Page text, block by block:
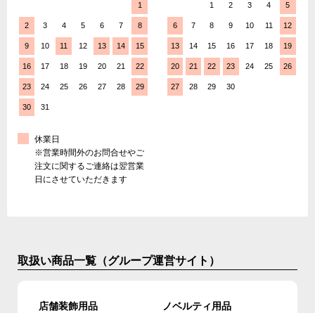
1
2 3 4 5 6 7 8
9 10 11 12 13 14 15
16 17 18 19 20 21 22
23 24 25 26 27 28 29
30 31
1 2 3 4 5
6 7 8 9 10 11 12
13 14 15 16 17 18 19
20 21 22 23 24 25 26
27 28 29 30
休業日
※営業時間外のお問合せやご
注文に関するご連絡は翌営業
日にさせていただきます
取扱い商品一覧（グループ運営サイト）
店舗装飾用品 ノベルティ用品